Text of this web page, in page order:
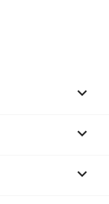


